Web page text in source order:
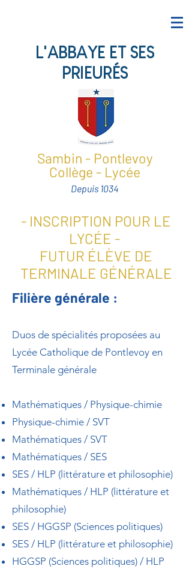
L'ABBAYE ET SES
PRIEURÉS
Sambin - Pontlevoy
Collège - Lycée
Depuis 1034
- INSCRIPTION POUR LE
LYCÉE -
FUTUR ÉLÈVE DE
TERMINALE GÉNÉRALE
Filière générale :
Duos de spécialités proposées au
Lycée Catholique de Pontlevoy en
Terminale générale
Mathématiques / Physique-chimie
Physique-chimie / SVT
Mathématiques / SVT
Mathématiques / SES
SES / HLP (littérature et philosophie)
Mathématiques / HLP (littérature et
philosophie)
SES / HGGSP (Sciences politiques)
SES / HLP (littérature et philosophie)
HGGSP (Sciences politiques) / HLP